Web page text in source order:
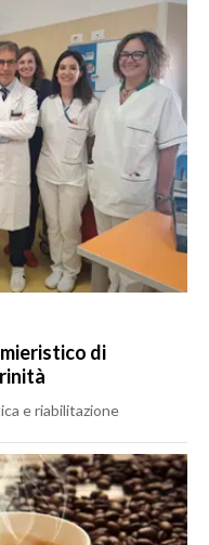
di
e riabilitazione